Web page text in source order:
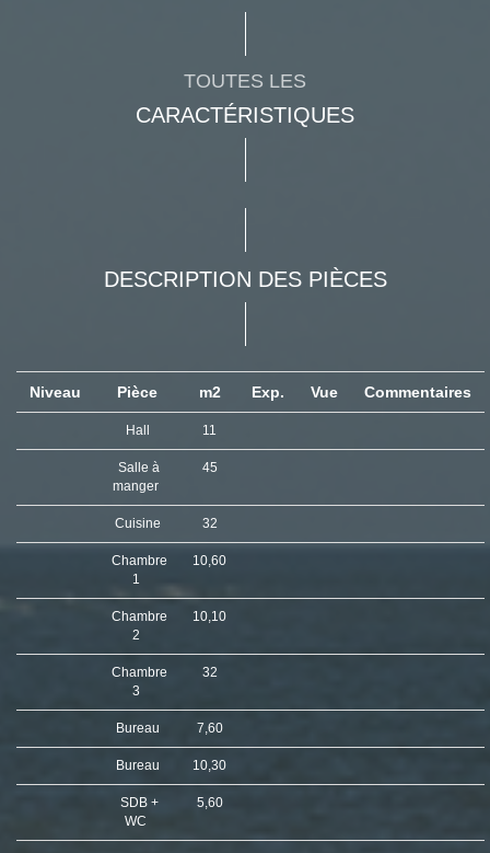
TOUTES LES
CARACTÉRISTIQUES
DESCRIPTION DES PIÈCES
Niveau Pièce m2 Exp. Vue Commentaires
Hall 11
Salle à
manger
45
Cuisine 32
Chambre
1
10,60
Chambre
2
10,10
Chambre
3
32
Bureau 7,60
Bureau 10,30
SDB +
WC
5,60